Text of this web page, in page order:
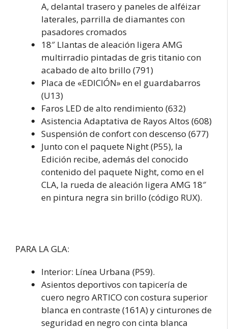
A, delantal trasero y paneles de alféizar
laterales, parrilla de diamantes con
pasadores cromados
18″ Llantas de aleación ligera AMG
multirradio pintadas de gris titanio con
acabado de alto brillo (791)
Placa de «EDICIÓN» en el guardabarros
(U13)
Faros LED de alto rendimiento (632)
Asistencia Adaptativa de Rayos Altos (608)
Suspensión de confort con descenso (677)
Junto con el paquete Night (P55), la
Edición recibe, además del conocido
contenido del paquete Night, como en el
CLA, la rueda de aleación ligera AMG 18″
en pintura negra sin brillo (código RUX).
PARA LA GLA:
Interior: Línea Urbana (P59).
Asientos deportivos con tapicería de
cuero negro ARTICO con costura superior
blanca en contraste (161A) y cinturones de
seguridad en negro con cinta blanca